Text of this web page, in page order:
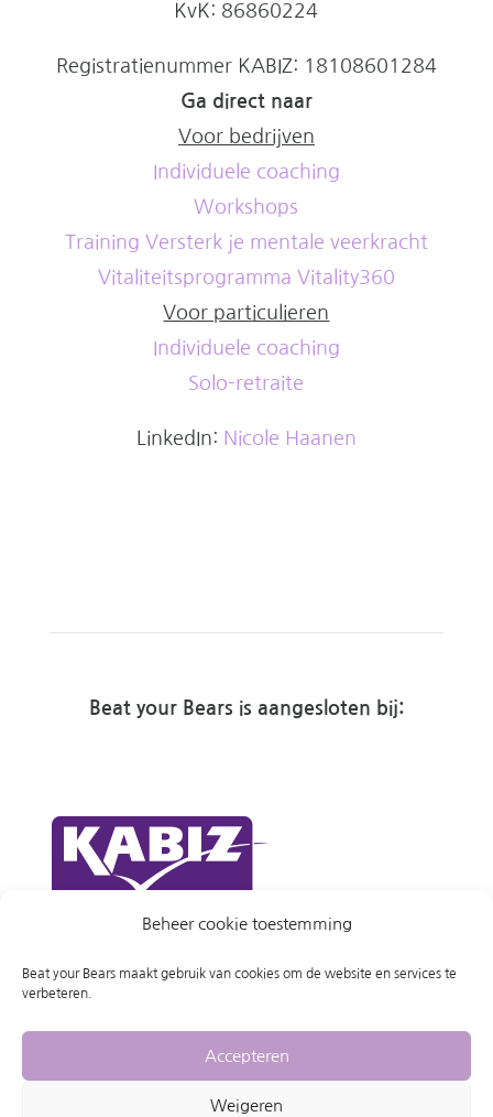
Beheer cookie toestemming
Beat your Bears maakt gebruik van cookies om de website en services te
verbeteren.
Accepteren
Weigeren
KvK: 86860224
Registratienummer KABIZ: 18108601284
Ga direct naar
Voor bedrijven
Individuele coaching
Workshops
Training Versterk je mentale veerkracht
Vitaliteitsprogramma Vitality360
Voor particulieren
Individuele coaching
Solo-retraite
LinkedIn: Nicole Haanen
Beat your Bears is aangesloten bij: